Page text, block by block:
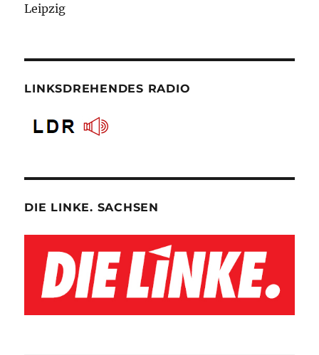
Leipzig
LINKSDREHENDES RADIO
DIE LINKE. SACHSEN